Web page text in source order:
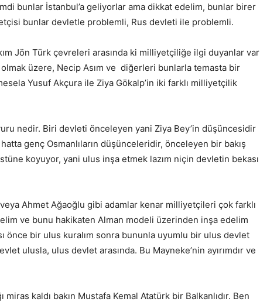
bunlar İstanbul’a geliyorlar ama dikkat edelim, bunlar birer
bunlar devletle problemli, Rus devleti ile problemli.
Jön Türk çevreleri arasında ki milliyetçiliğe ilgi duyanlar var
olmak üzere, Necip Asım ve diğerleri bunlarla temasta bir
Yusuf Akçura ile Ziya Gökalp’in iki farklı milliyetçilik
nedir. Biri devleti önceleyen yani Ziya Bey’in düşüncesidir
genç Osmanlıların düşünceleridir, önceleyen bir bakış
koyuyor, yani ulus inşa etmek lazım niçin devletin bekası
Ahmet Ağaoğlu gibi adamlar kenar milliyetçileri çok farklı
ve bunu hakikaten Alman modeli üzerinden inşa edelim
önce bir ulus kuralım sonra bununla uyumlu bir ulus devlet
ulusla, ulus devlet arasında. Bu Mayneke’nin ayırımdır ve
miras kaldı bakın Mustafa Kemal Atatürk bir Balkanlıdır. Ben